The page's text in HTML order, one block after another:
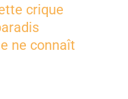
crique
ne connaît